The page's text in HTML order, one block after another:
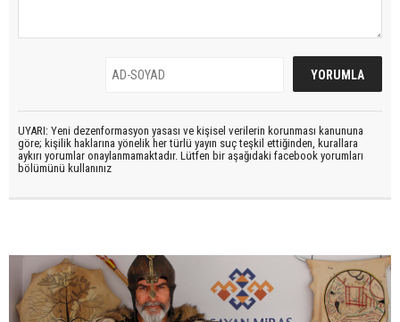
UYARI: Yeni dezenformasyon yasası ve kişisel verilerin korunması kanununa
göre; kişilik haklarına yönelik her türlü yayın suç teşkil ettiğinden, kurallara
aykırı yorumlar onaylanmamaktadır. Lütfen bir aşağıdaki facebook yorumları
bölümünü kullanınız